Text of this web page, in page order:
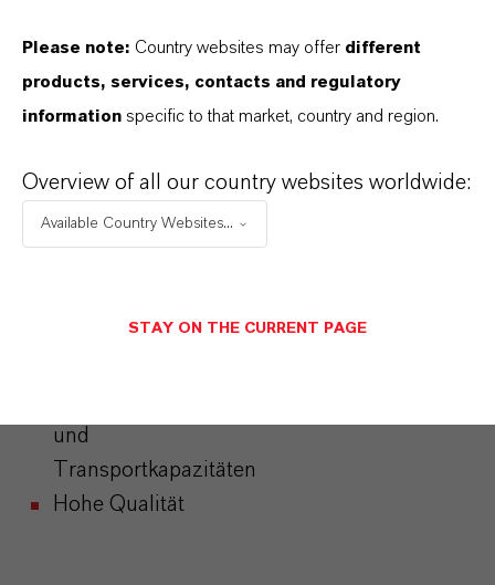
Genaue
Dosierbarkeit
Bessere
Sichere
Handhabung
Praktisch keine
und
Transportkapazitäten
Hohe Qualität
Macrolex® Gran im
Vergleich zur
Pulverform
Please note: Country websites may offer different
products, services, contacts and regulatory
information specific to that market, country and region.
Overview of all our country websites worldwide:
Available Country Websites...
STAY ON THE CURRENT PAGE